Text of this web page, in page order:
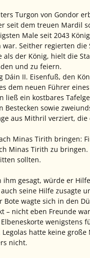
Turgon von Gondor
seit dem treuen Mardil
Male seit 2043
Seither regierten die
der König, hielt die
und zu feiern.
II. Eisenfuß, den
dem neuen Führer
ließ ein kostbares
sowie
aus Mithril verziert, die
Minas Tirith bringen:
Minas Tirith zu
sollten.
gesagt, würde er
seine Hilfe zusagte
wagte sich in den
– nicht eben Freunde
wenigstens
hatte keine
nicht.